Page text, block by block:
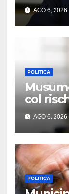
AGO 6, 2026
POLITICA
col
AGO 6, 2026
POLITICA